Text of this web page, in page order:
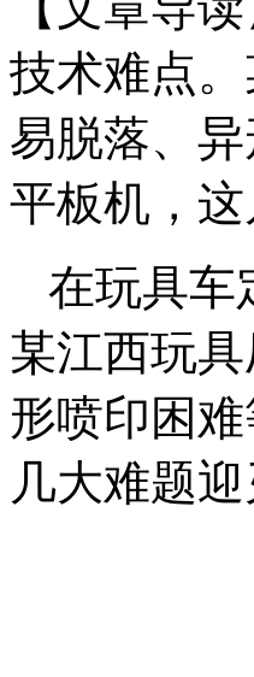
技术难点
易脱落、
平板机，
在玩具车
某江西玩
形喷印困
几大难题